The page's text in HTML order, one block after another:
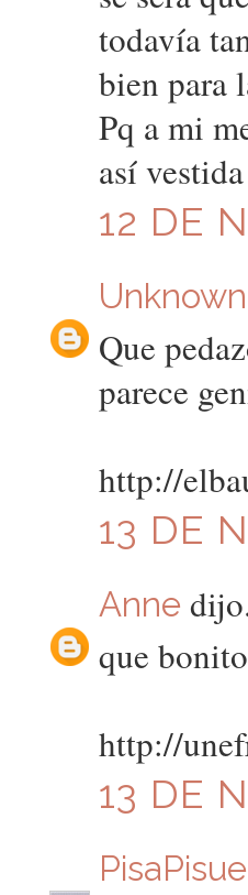
todavía
bien para
Pq a mi
así
12 DE
Unknown
Que
parece
http://
13 DE
Anne
que
http://
13 DE